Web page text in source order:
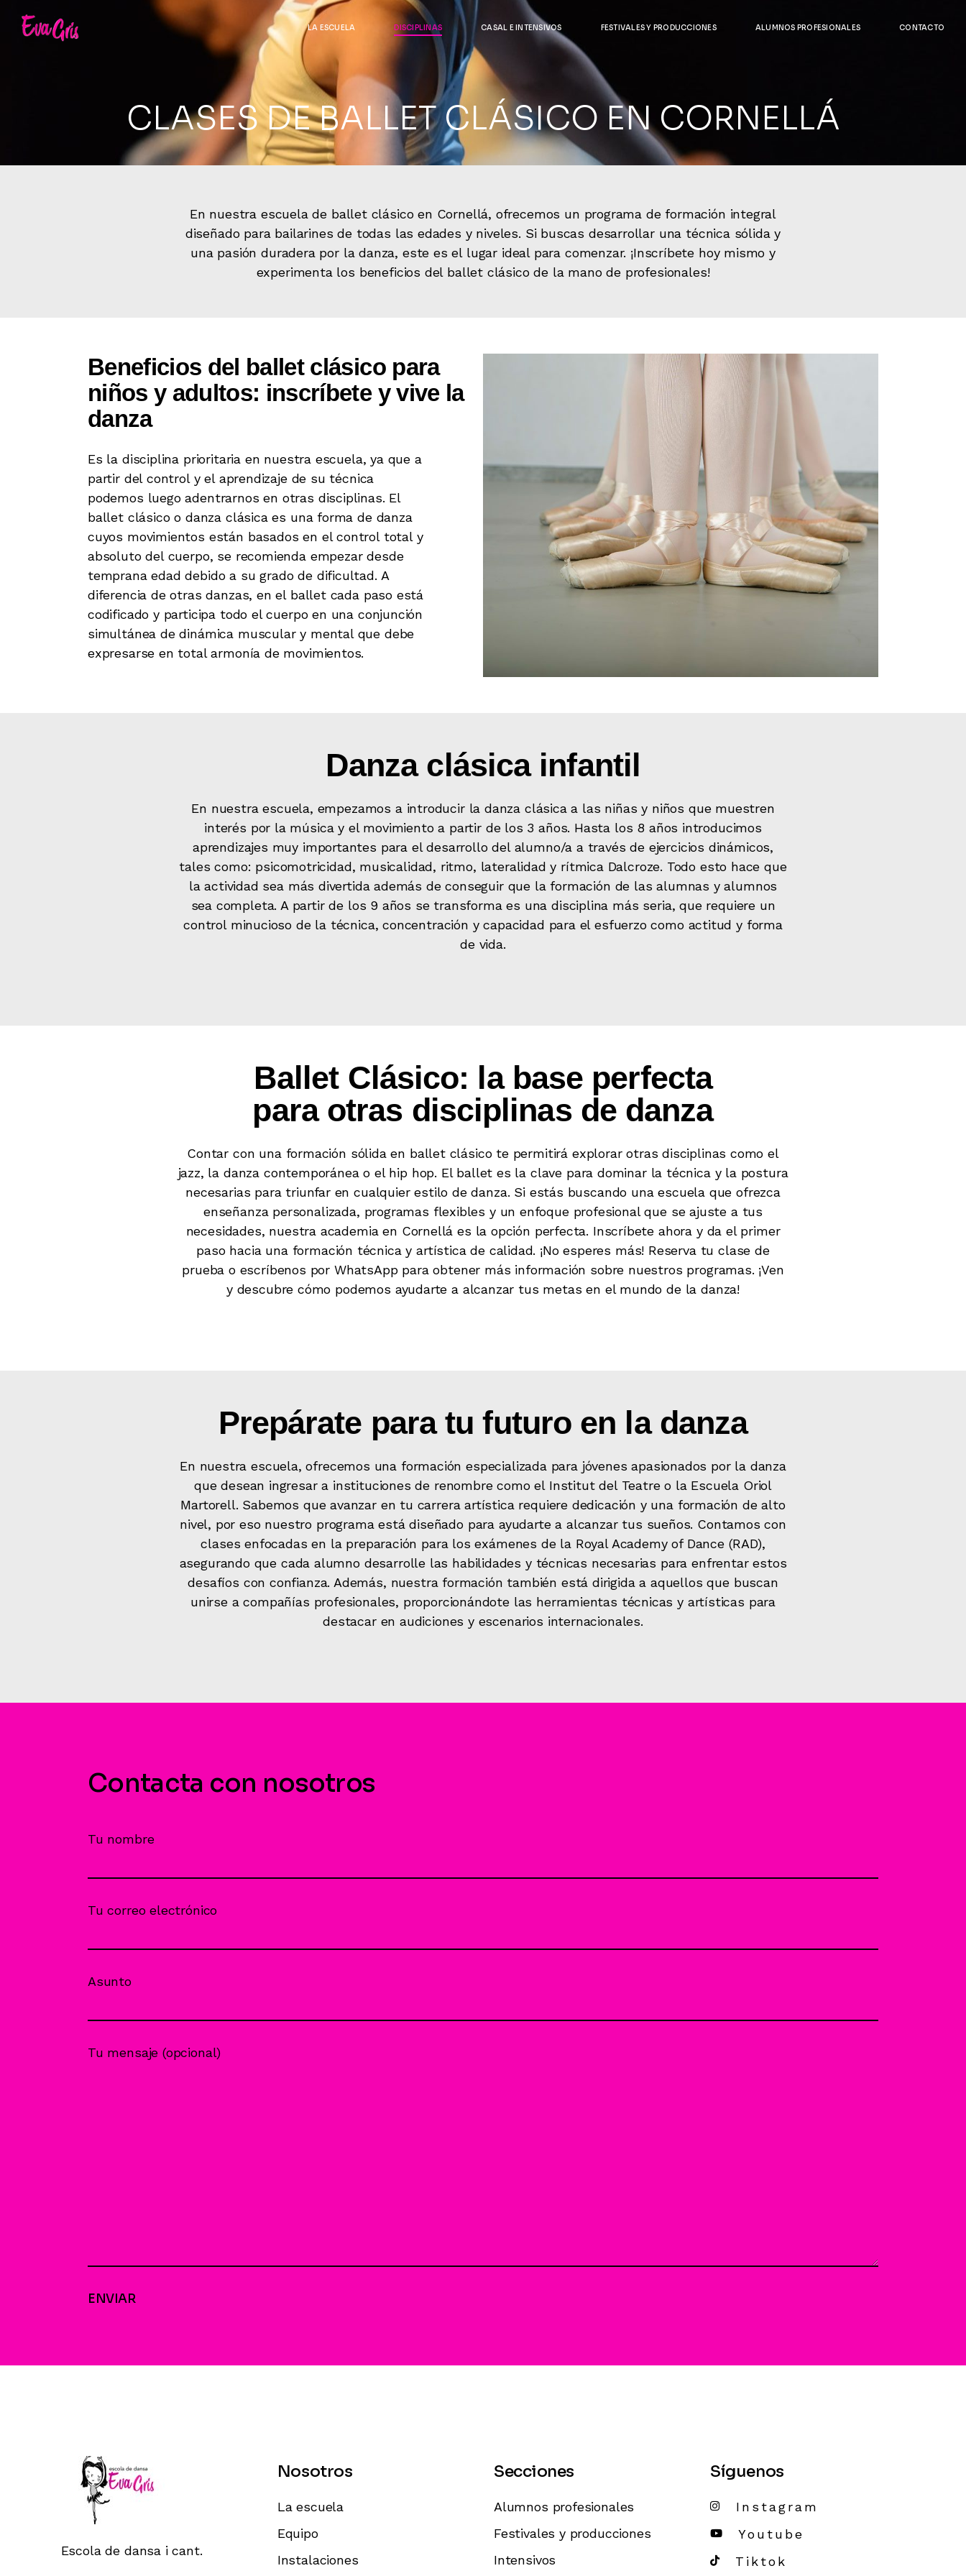
LA ESCUELA DISCIPLINAS
Danza
Canto
Teatro musical
CASAL E INTENSIVOS FESTIVALES Y PRODUCCIONES ALUMNOS PROFESIONALES CONTACTO
Danza
Canto
Teatro musical
CLASES DE BALLET CLÁSICO EN CORNELLÁ
En nuestra escuela de ballet clásico en Cornellá, ofrecemos un programa de formación integral
diseñado para bailarines de todas las edades y niveles. Si buscas desarrollar una técnica sólida y
una pasión duradera por la danza, este es el lugar ideal para comenzar. ¡Inscríbete hoy mismo y
experimenta los beneficios del ballet clásico de la mano de profesionales!
Beneficios del ballet clásico para
niños y adultos: inscríbete y vive la
danza
Es la disciplina prioritaria en nuestra escuela, ya que a
partir del control y el aprendizaje de su técnica
podemos luego adentrarnos en otras disciplinas. El
ballet clásico o danza clásica es una forma de danza
cuyos movimientos están basados en el control total y
absoluto del cuerpo, se recomienda empezar desde
temprana edad debido a su grado de dificultad. A
diferencia de otras danzas, en el ballet cada paso está
codificado y participa todo el cuerpo en una conjunción
simultánea de dinámica muscular y mental que debe
expresarse en total armonía de movimientos.
Danza clásica infantil
En nuestra escuela, empezamos a introducir la danza clásica a las niñas y niños que muestren
interés por la música y el movimiento a partir de los 3 años. Hasta los 8 años introducimos
aprendizajes muy importantes para el desarrollo del alumno/a a través de ejercicios dinámicos,
tales como: psicomotricidad, musicalidad, ritmo, lateralidad y rítmica Dalcroze. Todo esto hace que
la actividad sea más divertida además de conseguir que la formación de las alumnas y alumnos
sea completa. A partir de los 9 años se transforma es una disciplina más seria, que requiere un
control minucioso de la técnica, concentración y capacidad para el esfuerzo como actitud y forma
de vida.
Ballet Clásico: la base perfecta
para otras disciplinas de danza
Contar con una formación sólida en ballet clásico te permitirá explorar otras disciplinas como el
jazz, la danza contemporánea o el hip hop. El ballet es la clave para dominar la técnica y la postura
necesarias para triunfar en cualquier estilo de danza. Si estás buscando una escuela que ofrezca
enseñanza personalizada, programas flexibles y un enfoque profesional que se ajuste a tus
necesidades, nuestra academia en Cornellá es la opción perfecta. Inscríbete ahora y da el primer
paso hacia una formación técnica y artística de calidad. ¡No esperes más! Reserva tu clase de
prueba o escríbenos por WhatsApp para obtener más información sobre nuestros programas. ¡Ven
y descubre cómo podemos ayudarte a alcanzar tus metas en el mundo de la danza!
Prepárate para tu futuro en la danza
En nuestra escuela, ofrecemos una formación especializada para jóvenes apasionados por la danza
que desean ingresar a instituciones de renombre como el Institut del Teatre o la Escuela Oriol
Martorell. Sabemos que avanzar en tu carrera artística requiere dedicación y una formación de alto
nivel, por eso nuestro programa está diseñado para ayudarte a alcanzar tus sueños. Contamos con
clases enfocadas en la preparación para los exámenes de la Royal Academy of Dance (RAD),
asegurando que cada alumno desarrolle las habilidades y técnicas necesarias para enfrentar estos
desafíos con confianza. Además, nuestra formación también está dirigida a aquellos que buscan
unirse a compañías profesionales, proporcionándote las herramientas técnicas y artísticas para
destacar en audiciones y escenarios internacionales.
Contacta con nosotros
Tu nombre
Tu correo electrónico
Asunto
Tu mensaje (opcional)
ENVIAR
Escola de dansa i cant.
Nosotros
La escuela
Equipo
Instalaciones
Secciones
Alumnos profesionales
Festivales y producciones
Intensivos
Síguenos
Instagram
Youtube
Tiktok